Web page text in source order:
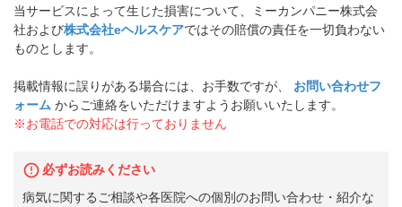
当サービスによって生じた損害について、ミーカンパニー株式会
社および株式会社eヘルスケアではその賠償の責任を一切負わない
ものとします。
掲載情報に誤りがある場合には、お手数ですが、
お問い合わせフ
ォーム からご連絡をいただけますようお願いいたします。
※お電話での対応は行っておりません
必ずお読みください
病気に関するご相談や各医院への個別のお問い合わせ・紹介な